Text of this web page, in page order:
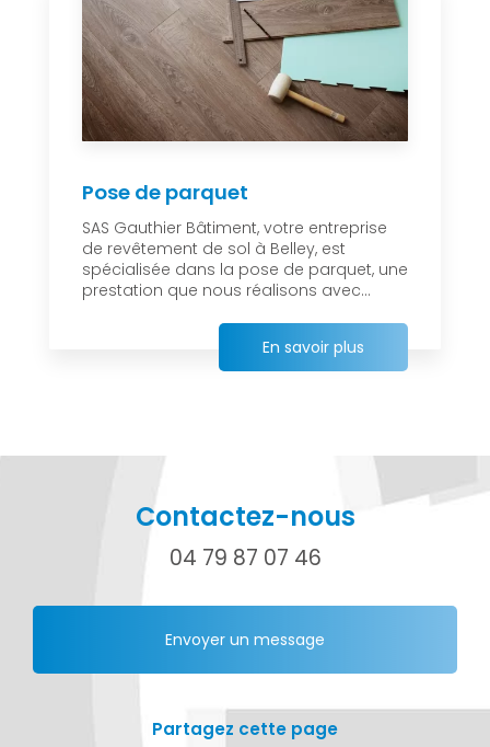
Pose de parquet
SAS Gauthier Bâtiment, votre entreprise
de revêtement de sol à Belley, est
spécialisée dans la pose de parquet, une
prestation que nous réalisons avec...
En savoir plus
Contactez-nous
04 79 87 07 46
Envoyer un message
Partagez cette page